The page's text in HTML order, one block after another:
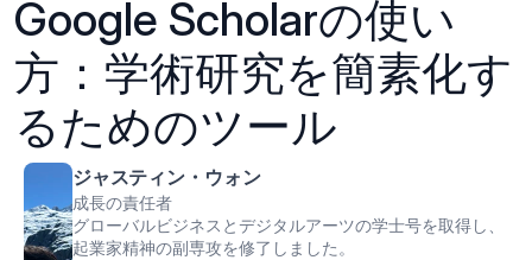
Google Scholarの使い
方：学術研究を簡素化す
るためのツール
ジャスティン・ウォン
成長の責任者
グローバルビジネスとデジタルアーツの学士号を取得し、
起業家精神の副専攻を修了しました。